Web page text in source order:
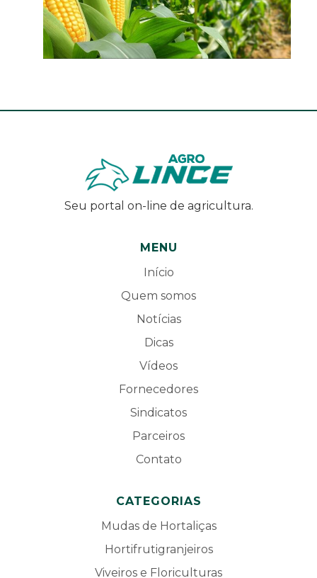
Seu portal on-line de agricultura.
MENU
Início
Quem somos
Notícias
Dicas
Vídeos
Fornecedores
Sindicatos
Parceiros
Contato
CATEGORIAS
Mudas de Hortaliças
Hortifrutigranjeiros
Viveiros e Floriculturas